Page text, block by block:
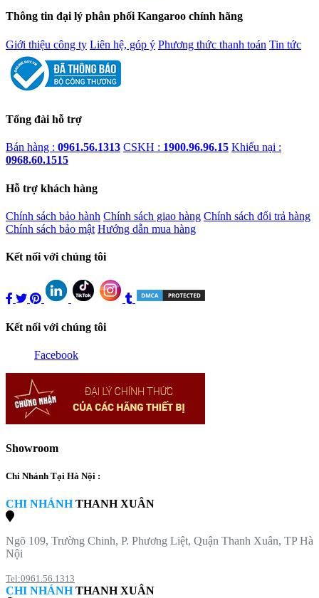
Thông tin đại lý phân phối Kangaroo chính hãng
Giới thiệu công ty Liên hệ, góp ý Phương thức thanh toán Tin tức
Tổng đài hỗ trợ
Bán hàng : 0961.56.1313 CSKH : 1900.96.96.15 Khiếu nại :
0968.60.1515
Hỗ trợ khách hàng
Chính sách bảo hành Chính sách giao hàng Chính sách đổi trả hàng
Chính sách bảo mật Hướng dẫn mua hàng
Kết nối với chúng tôi
Kết nối với chúng tôi
Facebook
Showroom
Chi Nhánh Tại Hà Nội :
CHI NHÁNHTHANH XUÂN
Ngõ 109, Trường Chinh, P. Phương Liệt, Quận Thanh Xuân, TP Hà
Nội
Tel:0961.56.1313
CHI NHÁNHTHANH XUÂN